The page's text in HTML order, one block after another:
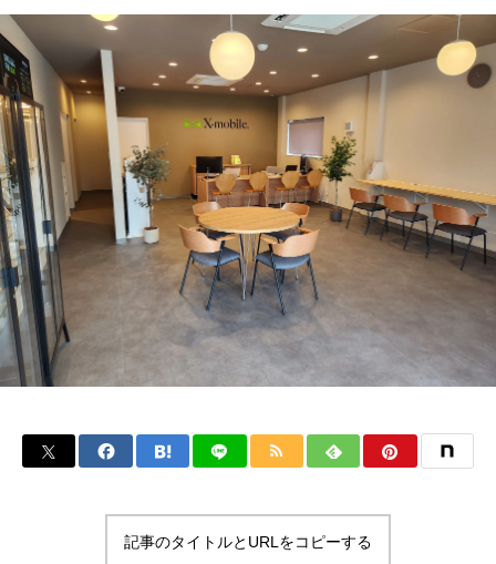
記事のタイトルとURLをコピーする